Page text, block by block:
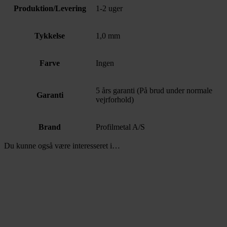
Produktion/Levering 1-2 uger
Tykkelse 1,0 mm
Farve Ingen
Garanti
5 års garanti (På brud under normale
vejrforhold)
Brand Profilmetal A/S
Du kunne også være interesseret i…